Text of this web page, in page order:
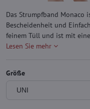
Das Strumpfband Monaco
Bescheidenheit und
feinem Tüll und ist mit
Lesen Sie mehr
Größe